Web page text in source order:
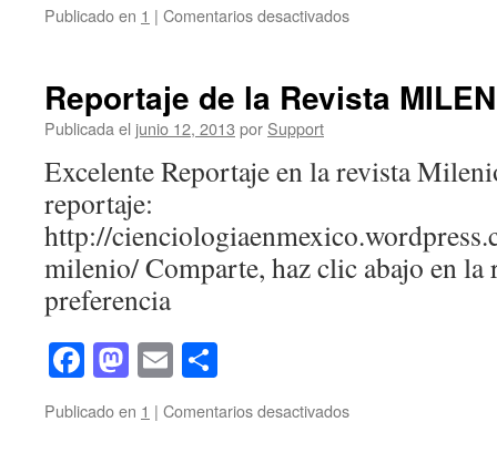
SOBRE
Publicado en 1 | Comentarios desactivadosen
REEMBOLSOS
Reportaje de la Revista
Publicada el junio 12, 2013 por Support
Excelente Reportaje en la revista
reportaje:
http://
milenio/ Comparte, haz clic abajo en la
preferencia
Facebook
Mastodon
Email
Publicado en 1 | Comentarios desactivadosen